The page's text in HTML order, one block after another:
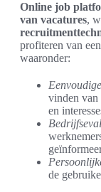
Online job
van vacatures,
profiteren van
waaronder:
vinden van
en
de